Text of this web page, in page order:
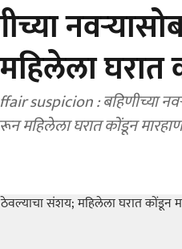
घरात
suspicion : बहिणीच्या
महिलेला घरात कोंडून